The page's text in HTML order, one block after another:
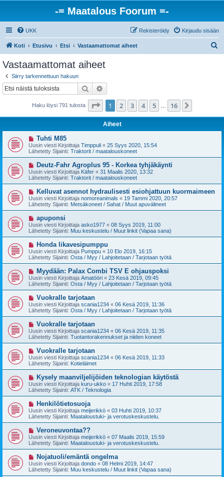
-= Maatalous Foorum =-
UKK Kirjaudu sisään
Rekisteröidy
Koti Etusivu Etsi Vastaamattomat aiheet
Vastaamattomat aiheet
Siirry tarkennettuun hakuun
Etsi
Haku löysi 791 tulosta Sivu /16
1 2 3 4 5 16
Aiheet
U
u
s
i
v
e
s
t
Tuhti M85
Uusin viesti Kirjoittaja Timppuli « 25 Syys 2020, 15:54
Lähetetty Sijainti: Traktorit / maatalouskoneet
U
u
s
i
v
e
s
t
Deutz-Fahr Agroplus 95 - Korkea tyhjäkäynti
Uusin viesti Kirjoittaja Käfer « 31 Maalis 2020, 13:32
Lähetetty Sijainti: Traktorit / maatalouskoneet
U
u
s
i
e
s
t
Kelluvat asennot hydraulisesti esiohjattuun kuormaimeen
Uusin viesti Kirjoittaja nomoreanimals « 19 Tammi 2020, 20:57
Lähetetty Sijainti: Metsäkoneet / Sahat / Muut apuvälineet
U
u
s
i
v
e
s
t
apuponsi
Uusin viesti Kirjoittaja asko1977 « 08 Syys 2019, 11:00
Lähetetty Sijainti: Muu keskustelu / Muut linkit (Vapaa sana)
U
u
s
i
v
e
s
t
Honda likavesipumppu
Uusin viesti Kirjoittaja Pumppu « 10 Elo 2019, 16:15
Lähetetty Sijainti: Osta / Myy / Lahjoitetaan / Tarjotaan työtä
U
u
s
i
v
e
s
t
Myydään: Palax Combi TSV E ohjauspoksi
Uusin viesti Kirjoittaja Amatööri « 23 Kesä 2019, 09:45
Lähetetty Sijainti: Osta / Myy / Lahjoitetaan / Tarjotaan työtä
U
u
s
i
v
e
s
t
Vuokralle tarjotaan
Uusin viesti Kirjoittaja scania1234 « 06 Kesä 2019, 11:36
Lähetetty Sijainti: Osta / Myy / Lahjoitetaan / Tarjotaan työtä
U
u
s
i
v
e
s
t
Vuokralle tarjotaan
Uusin viesti Kirjoittaja scania1234 « 06 Kesä 2019, 11:35
Lähetetty Sijainti: Tuotantorakennukset ja niiden koneet
U
u
s
i
v
e
s
t
Vuokralle tarjotaan
Uusin viesti Kirjoittaja scania1234 « 06 Kesä 2019, 11:33
Lähetetty Sijainti: Kotieläimet
U
u
s
i
v
e
s
t
Kysely maanviljelijöiden teknologian käytöstä
Uusin viesti Kirjoittaja kuru-ukko « 17 Huhti 2019, 17:58
Lähetetty Sijainti: ATK / Teknologia
U
u
s
i
v
e
s
t
Henkilötietosuoja
Uusin viesti Kirjoittaja meijerikkö « 03 Huhti 2019, 10:37
Lähetetty Sijainti: Maataloustuki- ja verotuskeskustelu.
U
u
s
i
v
e
s
Veroneuvontaa??
Uusin viesti Kirjoittaja meijerikkö « 07 Maalis 2019, 15:59
Lähetetty Sijainti: Maataloustuki- ja verotuskeskustelu.
U
u
s
i
Nojatuoli/emäntä ongelma
Uusin viesti Kirjoittaja dondo « 08 Helmi 2019, 14:47
Lähetetty Sijainti: Muu keskustelu / Muut linkit (Vapaa sana)